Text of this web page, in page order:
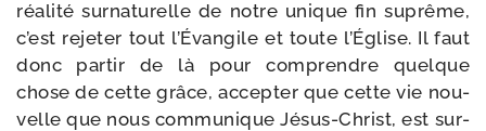
réa­li­té sur­na­tu­relle de notre unique fin suprême,
c’est reje­ter tout l’Évangile et toute l’Église. Il faut
donc par­tir de là pour com­prendre quelque
chose de cette grâce, accep­ter que cette vie nou­
velle que nous com­mu­nique Jésus-​Christ, est sur­